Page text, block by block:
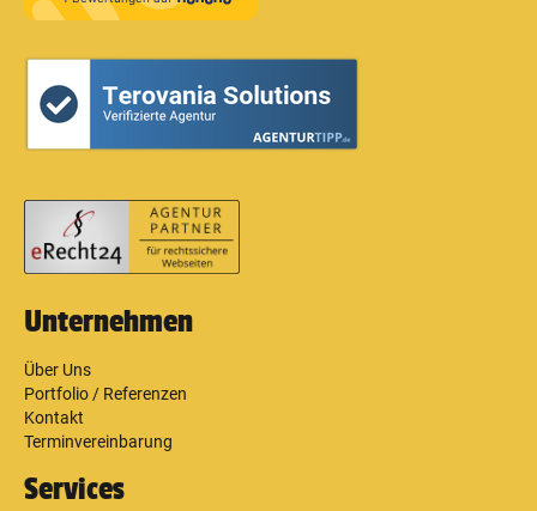
Unternehmen
Über Uns
Portfolio / Referenzen
Kontakt
Terminvereinbarung
Services